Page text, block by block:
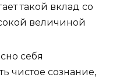
такой вклад со
величиной
себя
чистое сознание,